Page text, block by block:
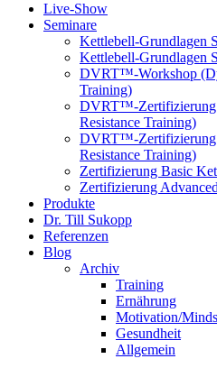
Live-Show
Seminare
Kettlebell-Grundlagen
Kettlebell-Grundlagen
DVRT™-Workshop
Training)
DVRT™-Zertifizierung
Resistance Training)
DVRT™-Zertifizierung
Resistance Training)
Zertifizierung Basic
Zertifizierung
Produkte
Dr. Till Sukopp
Referenzen
Blog
Archiv
Training
Ernährung
Motivation/
Gesundheit
Allgemein